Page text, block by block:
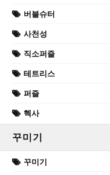
버블슈터
사천성
직소퍼즐
테트리스
퍼즐
헥사
꾸미기
꾸미기